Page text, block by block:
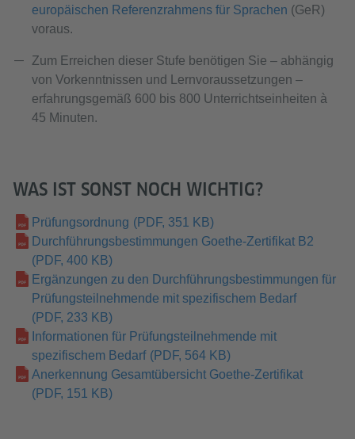
europäischen Referenzrahmens für Sprachen (GeR)
voraus.
Zum Erreichen dieser Stufe benötigen Sie – abhängig
von Vorkenntnissen und Lernvoraussetzungen –
erfahrungsgemäß 600 bis 800 Unterrichtseinheiten à
45 Minuten.
WAS IST SONST NOCH WICHTIG?
Prüfungsordnung (PDF, 351 KB)
Durchführungsbestimmungen Goethe-Zertifikat B2
(PDF, 400 KB)
Ergänzungen zu den Durchführungsbestimmungen für
Prüfungsteilnehmende mit spezifischem Bedarf
(PDF, 233 KB)
Informationen für Prüfungsteilnehmende mit
spezifischem Bedarf (PDF, 564 KB)
Anerkennung Gesamtübersicht Goethe-Zertifikat
(PDF, 151 KB)